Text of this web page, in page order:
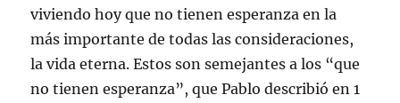
viviendo hoy que no tienen esperanza en la
más importante de todas las consideraciones,
la vida eterna. Estos son semejantes a los “que
no tienen esperanza”, que Pablo describió en 1